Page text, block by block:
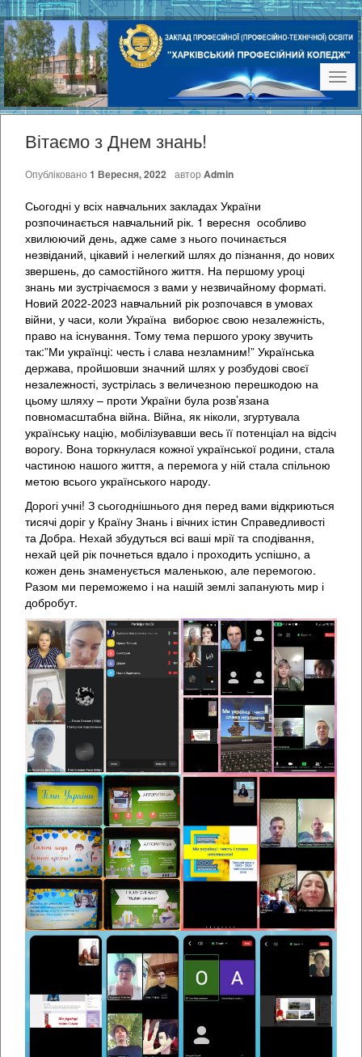
Вітаємо з Днем знань!
Опубліковано 1 Вересня, 2022 автор Admin
Сьогодні у всіх навчальних закладах України
розпочинається навчальний рік. 1 вересня особливо
хвилюючий день, адже саме з нього починається
незвіданий, цікавий і нелегкий шлях до пізнання, до нових
звершень, до самостійного життя. На першому уроці
знань ми зустрічаємося з вами у незвичайному форматі.
Новий 2022-2023 навчальний рік розпочався в умовах
війни, у часи, коли Україна виборює свою незалежність,
право на існування. Тому тема першого уроку звучить
так:”Ми українці: честь і слава незламним!” Українська
держава, пройшовши значний шлях у розбудові своєї
незалежності, зустрілась з величезною перешкодою на
цьому шляху – проти України була розв’язана
повномасштабна війна. Війна, як ніколи, згуртувала
українську націю, мобілізувавши весь її потенціал на відсіч
ворогу. Вона торкнулася кожної української родини, стала
частиною нашого життя, а перемога у ній стала спільною
метою всього українського народу.
Дорогі учні! З сьогоднішнього дня перед вами відкриються
тисячі доріг у Країну Знань і вічних істин Справедливості
та Добра. Нехай збудуться всі ваші мрії та сподівання,
нехай цей рік почнеться вдало і проходить успішно, а
кожен день знаменується маленькою, але перемогою.
Разом ми переможемо і на нашій землі запанують мир і
добробут.